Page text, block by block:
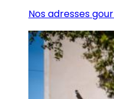
Nos adresses